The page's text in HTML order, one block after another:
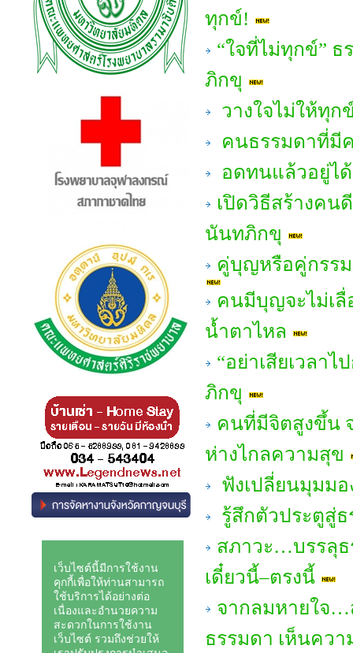
ทุกข์!
“ใจที่ไม่ทุกข์”
ภิกขุ
วางใจไม่ให้ทุก
คนธรรมดาที่มี
อดทนแล้วอยู่ไ
เปิดวิธีสร้างคน
นันทภิกขุ
คู่บุญหรือคู่กรร
คนมีบุญจะไม่เลื่
น้ำตาไหล
“อย่าเสียเวลา
ภิกขุ
คนที่มีจิตสูงขึ้น
ห่างไกลความสุข
ฟังเปลี่ยนมุมมอ
รู้สึกตัวประตูสู่
สภาวะ…บรรลุธ
เดี๋ยวนี้–ตรงนี้
จากลมหายใจ…
ธรรมดา เห็นคว